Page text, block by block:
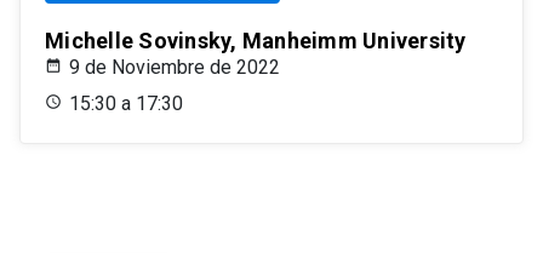
Michelle Sovinsky, Manheimm University
9 de Noviembre de 2022
15:30 a 17:30